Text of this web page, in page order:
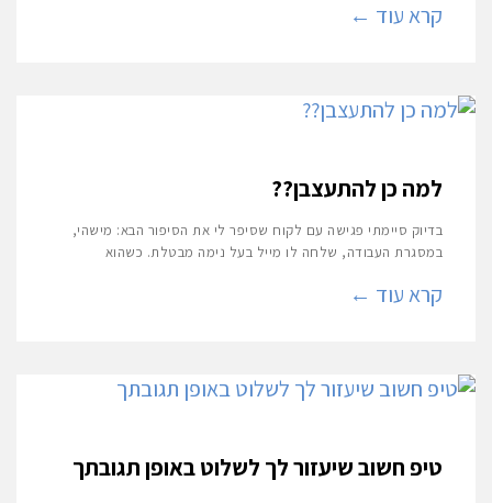
קרא עוד ←
למה כן להתעצבן??
בדיוק סיימתי פגישה עם לקוח שסיפר לי את הסיפור הבא: מישהי,
במסגרת העבודה, שלחה לו מייל בעל נימה מבטלת. כשהוא
קרא עוד ←
טיפ חשוב שיעזור לך לשלוט באופן תגובתך